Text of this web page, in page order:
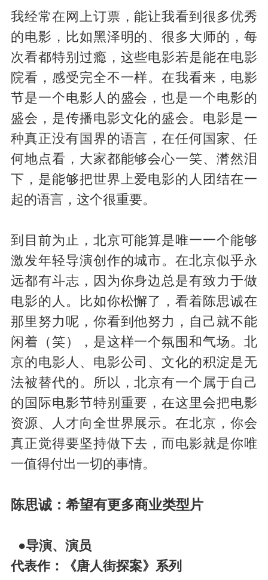
我经常在网上订票，能让我看到很多优秀
的电影，比如黑泽明的、很多大师的，每
次看都特别过瘾，这些电影若是能在电影
院看，感受完全不一样。在我看来，电影
节是一个电影人的盛会，也是一个电影的
盛会，是传播电影文化的盛会。电影是一
种真正没有国界的语言，在任何国家、任
何地点看，大家都能够会心一笑、潸然泪
下，是能够把世界上爱电影的人团结在一
起的语言，这个很重要。
到目前为止，北京可能算是唯一一个能够
激发年轻导演创作的城市。在北京似乎永
远都有斗志，因为你身边总是有致力于做
电影的人。比如你松懈了，看着陈思诚在
那里努力呢，你看到他努力，自己就不能
闲着（笑），是这样一个氛围和气场。北
京的电影人、电影公司、文化的积淀是无
法被替代的。所以，北京有一个属于自己
的国际电影节特别重要，在这里会把电影
资源、人才向全世界展示。在北京，你会
真正觉得要坚持做下去，而电影就是你唯
一值得付出一切的事情。
陈思诚：希望有更多商业类型片
●导演、演员
代表作：《唐人街探案》系列